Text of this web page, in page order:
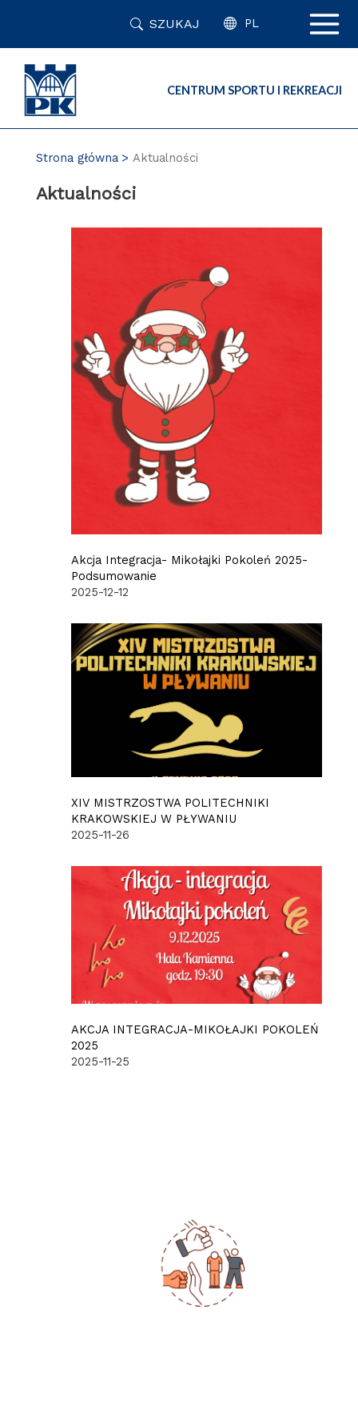
SZUKAJ PL
CENTRUM SPORTU I REKREACJI
Strona główna Aktualności
Aktualności
Akcja Integracja- Mikołajki Pokoleń 2025-
Podsumowanie
2025-12-12
XIV MISTRZOSTWA POLITECHNIKI
KRAKOWSKIEJ W PŁYWANIU
2025-11-26
AKCJA INTEGRACJA-MIKOŁAJKI POKOLEŃ
2025
2025-11-25